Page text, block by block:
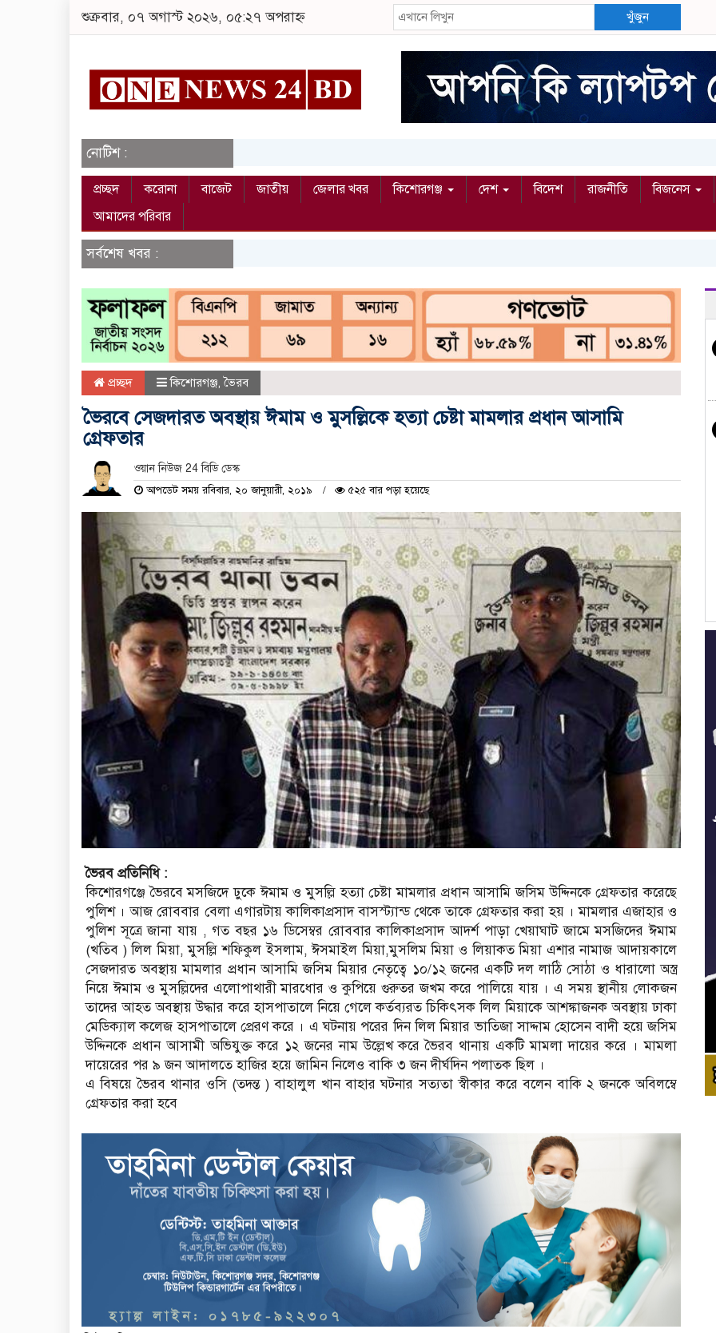
শুক্রবার, ০৭ অগাস্ট ২০২৬, ০৫:২৭ অপরাহ্ন খুঁজুন
নোটিশ :
প্রচ্ছদ করোনা বাজেট জাতীয় জেলার খবর কিশোরগঞ্জ দেশ বিদেশ রাজনীতি বিজনেস
আমাদের পরিবার
সর্বশেষ খবর :
প্রচ্ছদ কিশোরগঞ্জ,ভৈরব
ভৈরবে সেজদারত অবস্থায় ঈমাম ও মুসল্লিকে হত্যা চেষ্টা মামলার প্রধান আসামি
গ্রেফতার
ওয়ান নিউজ 24 বিডি ডেস্ক
আপডেট সময় রবিবার, ২০ জানুয়ারী, ২০১৯ ৫২৫ বার পড়া হয়েছে
ভৈরব প্রতিনিধি :
কিশোরগঞ্জে ভৈরবে মসজিদে ঢুকে ঈমাম ও মুসল্লি হত্যা চেষ্টা মামলার প্রধান আসামি জসিম উদ্দিনকে গ্রেফতার করেছে
পুলিশ । আজ রোববার বেলা এগারটায় কালিকাপ্রসাদ বাসস্ট্যান্ড থেকে তাকে গ্রেফতার করা হয় । মামলার এজাহার ও
পুলিশ সূত্রে জানা যায় , গত বছর ১৬ ডিসেম্বর রোববার কালিকাপ্রসাদ আদর্শ পাড়া খেয়াঘাট জামে মসজিদের ঈমাম
(খতিব ) লিল মিয়া, মুসল্লি শফিকুল ইসলাম, ঈসমাইল মিয়া,মুসলিম মিয়া ও লিয়াকত মিয়া এশার নামাজ আদায়কালে
সেজদারত অবস্থায় মামলার প্রধান আসামি জসিম মিয়ার নেতৃত্বে ১০/১২ জনের একটি দল লাঠি সোঠা ও ধারালো অস্ত্র
নিয়ে ঈমাম ও মুসল্লিদের এলোপাথারী মারধোর ও কুপিয়ে গুরুতর জখম করে পালিয়ে যায় । এ সময় স্থানীয় লোকজন
তাদের আহত অবস্থায় উদ্ধার করে হাসপাতালে নিয়ে গেলে কর্তব্যরত চিকিৎসক লিল মিয়াকে আশঙ্কাজনক অবস্থায় ঢাকা
মেডিক্যাল কলেজ হাসপাতালে প্রেরণ করে । এ ঘটনায় পরের দিন লিল মিয়ার ভাতিজা সাদ্দাম হোসেন বাদী হয়ে জসিম
উদ্দিনকে প্রধান আসামী অভিযুক্ত করে ১২ জনের নাম উল্লেখ করে ভৈরব থানায় একটি মামলা দায়ের করে । মামলা
দায়েরের পর ৯ জন আদালতে হাজির হয়ে জামিন নিলেও বাকি ৩ জন দীর্ঘদিন পলাতক ছিল ।
এ বিষয়ে ভৈরব থানার ওসি (তদন্ত ) বাহালুল খান বাহার ঘটনার সত্যতা স্বীকার করে বলেন বাকি ২ জনকে অবিলম্বে
গ্রেফতার করা হবে